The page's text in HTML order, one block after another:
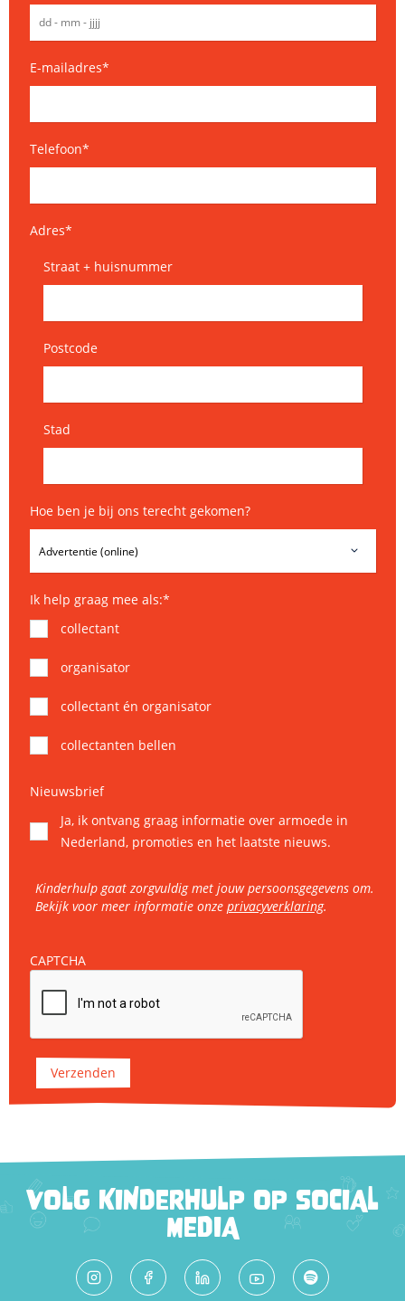
E-mailadres*
Telefoon*
Adres*
Straat + huisnummer
Postcode
Stad
Hoe ben je bij ons terecht gekomen?
Ik help graag mee als:*
collectant
organisator
collectant én organisator
collectanten bellen
Nieuwsbrief
Ja, ik ontvang graag informatie over armoede in
Nederland, promoties en het laatste nieuws.
Kinderhulp gaat zorgvuldig met jouw persoonsgegevens om.
Bekijk voor meer informatie onze privacyverklaring.
CAPTCHA
Verzenden
VOLG KINDERHULP OP SOCIAL
MEDIA